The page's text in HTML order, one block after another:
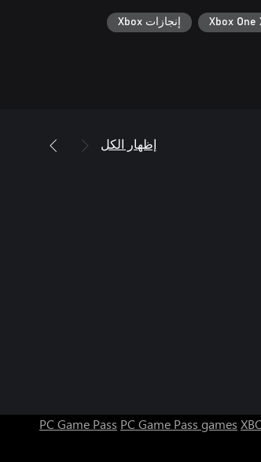
Xbox One إنجازات Xbox
إظهار الكل
PC Game Pass PC Game Pass games